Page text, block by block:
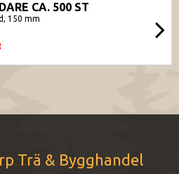
CA. 500 ST
150 mm
Trä & Bygghandel